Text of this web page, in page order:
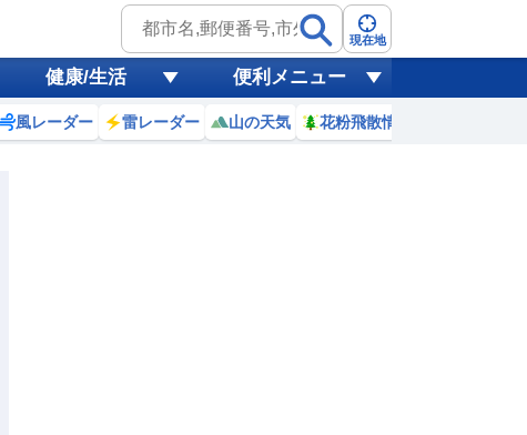
現在地
健康/生活 便利メニュー
風レーダー 雷レーダー 山の天気 花粉飛散情報